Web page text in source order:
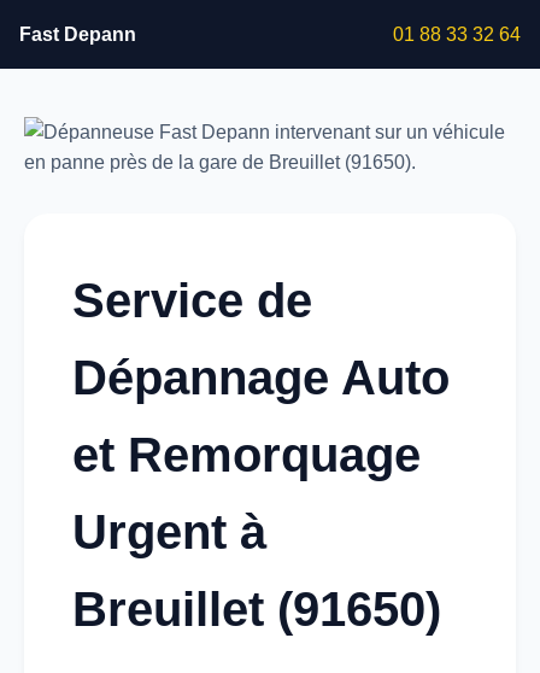
Fast Depann 01 88 33 32 64
Service de
Dépannage Auto
et Remorquage
Urgent à
Breuillet (91650)